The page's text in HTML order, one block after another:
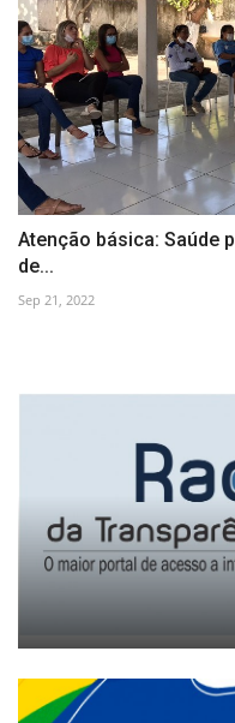
Atenção básica: Saúde
de...
Sep 21, 2022